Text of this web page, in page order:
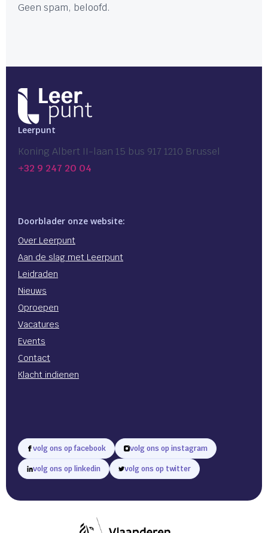
Geen spam, beloofd.
Leerpunt
Koning Albert II-laan 15 bus 917 1210 Brussel
+32 9 247 20 04
Doorblader onze website:
Over Leerpunt
Aan de slag met Leerpunt
Leidraden
Nieuws
Oproepen
Vacatures
Events
Contact
Klacht indienen
volg ons op facebook volg ons op instagram
volg ons op linkedin volg ons op twitter